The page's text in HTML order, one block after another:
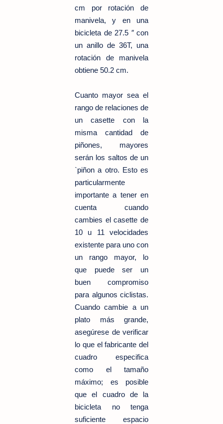
cm por rotación de
manivela, y en una
bicicleta de 27.5 ″ con
un anillo de 36T, una
rotación de manivela
obtiene 50.2 cm.
Cuanto mayor sea el
rango de relaciones de
un casette con la
misma cantidad de
piñones, mayores
serán los saltos de un
`piñon a otro. Esto es
particularmente
importante a tener en
cuenta cuando
cambies el casette de
10 u 11 velocidades
existente para uno con
un rango mayor, lo
que puede ser un
buen compromiso
para algunos ciclistas.
Cuando cambie a un
plato más grande,
asegúrese de verificar
lo que el fabricante del
cuadro especifica
como el tamaño
máximo; es posible
que el cuadro de la
bicicleta no tenga
suficiente espacio